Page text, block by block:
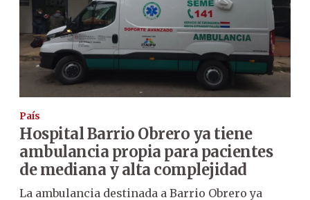
País
Hospital Barrio Obrero ya tiene
ambulancia propia para pacientes
de mediana y alta complejidad
La ambulancia destinada a Barrio Obrero ya